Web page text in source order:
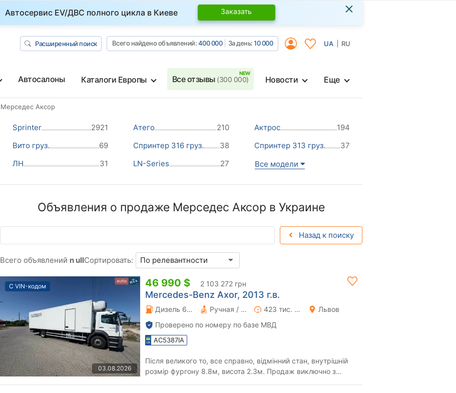
Автосервис EV/ДВС полного цикла в Киеве Заказать ×
Расширенный поиск Всего найдено объявлений:400 000 За день:10 000 UA RU
Автосалоны Каталоги Европы Все отзывы (300 000) Новости Еще
Мерседес Аксор
Sprinter 2921 Атего 210 Актрос
194
Вито груз.
69 Спринтер 316 груз. 38 Спринтер 313 груз.
37
ЛН
31 LN-Series 27 Все модели
Объявления о продаже Мерседес Аксор в Украине
Назад к поиску
Всего объявлений n ullСортировать:
С VIN-кодом
03.08.2026
46 990 $ 2 103 272 грн
Mercedes-Benz Axor, 2013 г.в.
Дизель 6.37 л. Ручная / Механика 423 тис. км
Львов
Проверено по номеру по базе МВД
AC5387IA
Після великого то, все справно, відмінний стан, внутрішній
розмір фургону 8.8м, висота 2.3м. Продаж виключно з